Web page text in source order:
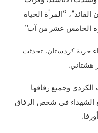
“المرأة الحياة
الخامس عشر من آب”.
حرية كردستان، تحدثت
هشتاني.
الكردي وجميع رفاقها
الشهداء في شخص الرفاق